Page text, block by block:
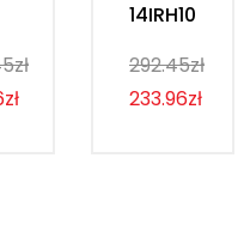
14IRH10
292.45zł
233.96zł